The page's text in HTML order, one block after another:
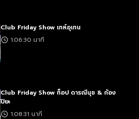
Club Friday Show เทห์อุเทน
1:06:30 นาที
Club Friday Show ท็อป ดารณีนุช & ก้อง
ปิยะ
1:08:31 นาที